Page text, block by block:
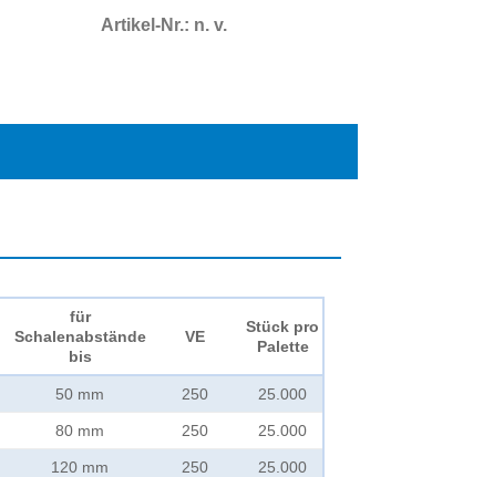
Artikel-Nr.: n. v.
für
Schalenabstände
bis
VE
Stück pro
Palette
50 mm 250 25.000
80 mm 250 25.000
120 mm 250 25.000